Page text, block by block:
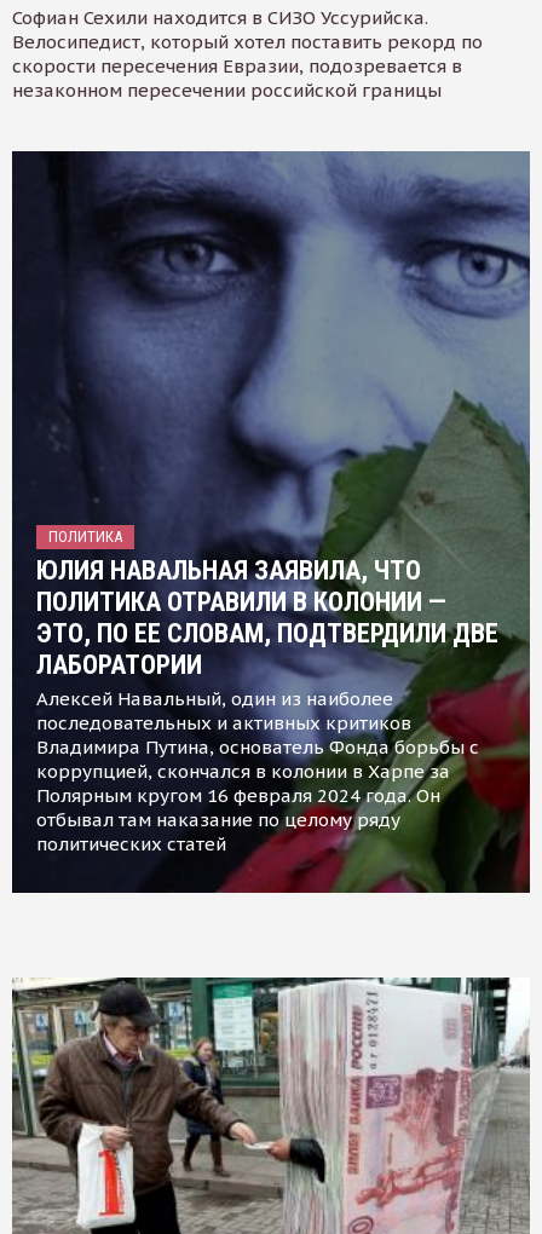
Софиан Сехили находится в СИЗО Уссурийска.
Велосипедист, который хотел поставить рекорд по
скорости пересечения Евразии, подозревается в
незаконном пересечении российской границы
ПОЛИТИКА
ЮЛИЯ НАВАЛЬНАЯ ЗАЯВИЛА, ЧТО
ПОЛИТИКА ОТРАВИЛИ В КОЛОНИИ —
ЭТО, ПО ЕЕ СЛОВАМ, ПОДТВЕРДИЛИ ДВЕ
ЛАБОРАТОРИИ
Алексей Навальный, один из наиболее
последовательных и активных критиков
Владимира Путина, основатель Фонда борьбы с
коррупцией, скончался в колонии в Харпе за
Полярным кругом 16 февраля 2024 года. Он
отбывал там наказание по целому ряду
политических статей